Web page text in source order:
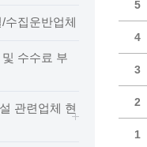
시장·실국장)
현황 공개
수집운반업체
수수료 부
관련업체 현
5
4
3
2
1